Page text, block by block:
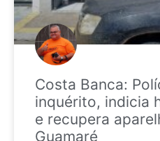
Costa Banca:
inquérito, indicia
e recupera
Guamaré